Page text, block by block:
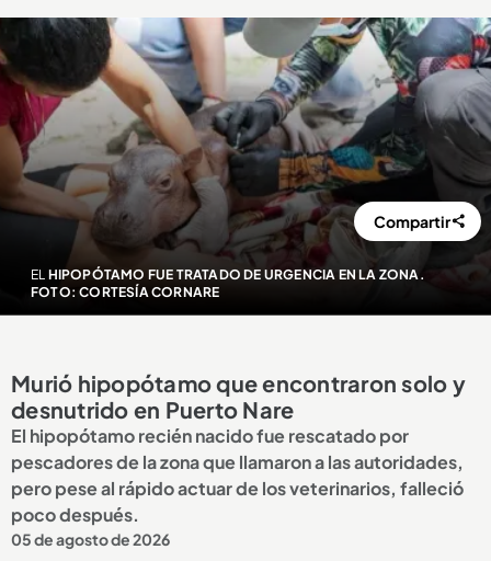
EL HIPOPÓTAMO FUE TRATADO DE URGENCIA EN LA ZONA.
FOTO: CORTESÍA CORNARE
Compartir
Murió hipopótamo que encontraron solo y
desnutrido en Puerto Nare
El hipopótamo recién nacido fue rescatado por
pescadores de la zona que llamaron a las autoridades,
pero pese al rápido actuar de los veterinarios, falleció
poco después.
05 de agosto de 2026